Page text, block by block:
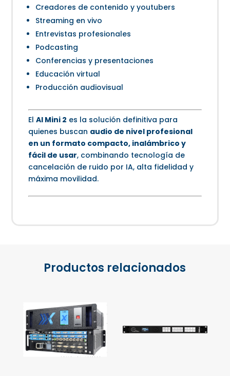
Creadores de contenido y youtubers
Streaming en vivo
Entrevistas profesionales
Podcasting
Conferencias y presentaciones
Educación virtual
Producción audiovisual
ElAI Mini 2 es la solución definitiva para
quienes buscan audio de nivel profesional
en un formato compacto, inalámbrico y
fácil de usar, combinando tecnología de
cancelación de ruido por IA, alta fidelidad y
máxima movilidad.
Productos relacionados